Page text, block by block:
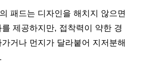
패드는 디자인을 해치지 않으면
제공하지만, 접착력이 약한 경
거나 먼지가 달라붙어 지저분해